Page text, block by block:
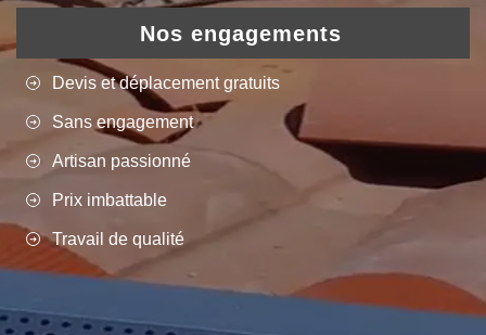
Nos engagements
Devis et déplacement gratuits
Sans engagement
Artisan passionné
Prix imbattable
Travail de qualité